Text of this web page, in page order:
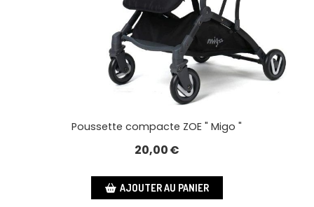
Poussette compacte ZOE " Migo "
20,00€
AJOUTER AU PANIER